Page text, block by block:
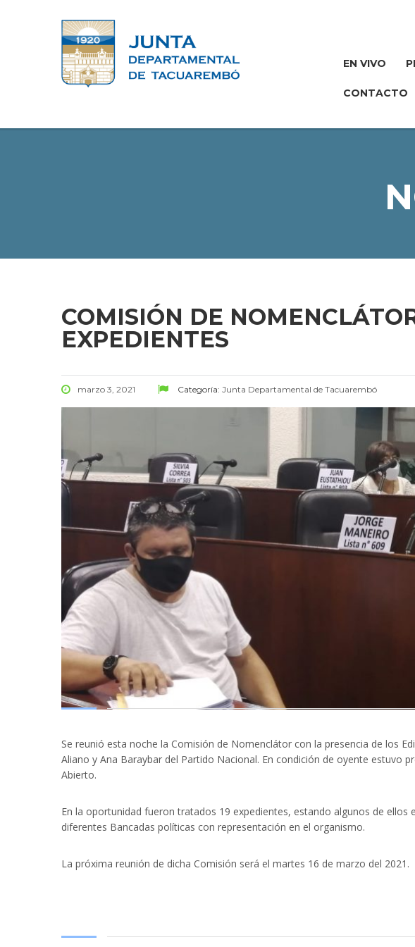
EN VIVO
CONTACTO
COMISIÓN DE
EXPEDIENTES
marzo 3, 2021 Categoría: Junta Departamental de Tacuarembó
Se reunió esta noche la Comisión de Nomenclátor con la presencia de los
Aliano y Ana Baraybar del Partido Nacional. En condición de oyente estuvo
Abierto.
En la oportunidad fueron tratados 19 expedientes, estando algunos de ellos
diferentes Bancadas políticas con representación en el organismo.
La próxima reunión de dicha Comisión será el martes 16 de marzo del 2021.